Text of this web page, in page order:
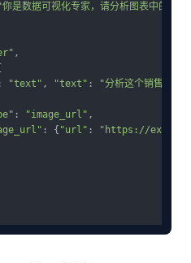
你是数据可视化专家，请分析图表中的趋
,
: "text" , "text" :
"分析这个销售图表
: "image_url" ,
: { "url" :
"https://